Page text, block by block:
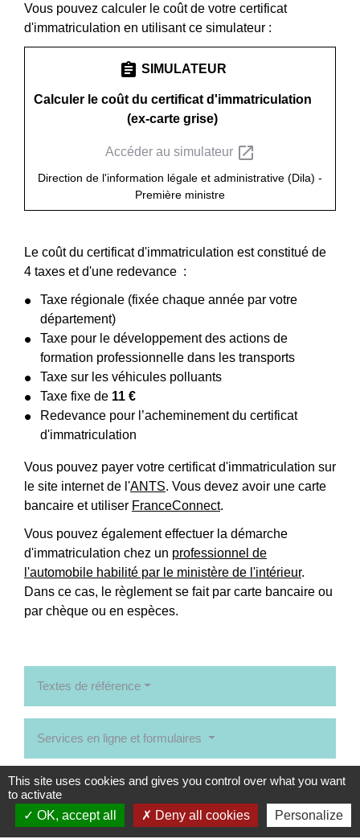
Vous pouvez calculer le coût de votre certificat
d'immatriculation en utilisant ce simulateur :
assignment SIMULATEUR
Calculer le coût du certificat d'immatriculation
(ex-carte grise)
Accéder au simulateur open_in_new
Direction de l'information légale et administrative (Dila) -
Première ministre
Le coût du certificat d'immatriculation est constitué de
4 taxes et d'une redevance :
Taxe régionale (fixée chaque année par votre
département)
Taxe pour le développement des actions de
formation professionnelle dans les transports
Taxe sur les véhicules polluants
Taxe fixe de 11 €
Redevance pour l’acheminement du certificat
d'immatriculation
Vous pouvez payer votre certificat d'immatriculation sur
le site internet de l'ANTS. Vous devez avoir une carte
bancaire et utiliser FranceConnect.
Vous pouvez également effectuer la démarche
d'immatriculation chez un professionnel de
l'automobile habilité par le ministère de l'intérieur.
Dans ce cas, le règlement se fait par carte bancaire ou
par chèque ou en espèces.
Textes de référence
Services en ligne et formulaires
Signaler une erreur sur cette page
This site uses cookies and gives you control over what you want
to activate
OK, accept all
Deny all cookies Personalize